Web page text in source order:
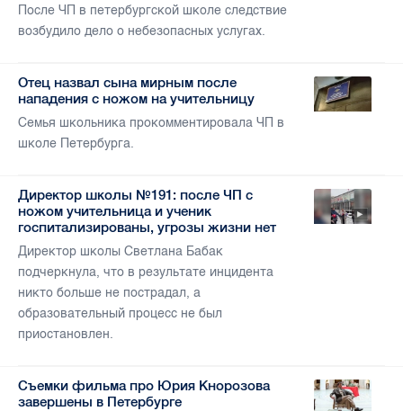
После ЧП в петербургской школе следствие
возбудило дело о небезопасных услугах.
Отец назвал сына мирным после
нападения с ножом на учительницу
Семья школьника прокомментировала ЧП в
школе Петербурга.
Директор школы №191: после ЧП с
ножом учительница и ученик
госпитализированы, угрозы жизни нет
Директор школы Светлана Бабак
подчеркнула, что в результате инцидента
никто больше не пострадал, а
образовательный процесс не был
приостановлен.
Съемки фильма про Юрия Кнорозова
завершены в Петербурге